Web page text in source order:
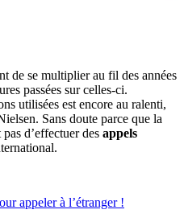
de se multiplier au fil des années
passées sur celles-ci.
utilisées est encore au ralenti,
Sans doute parce que la
d’effectuer des appels
appeler à l’étranger !